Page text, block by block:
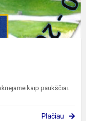
kaip paukščiai.
Plačiau